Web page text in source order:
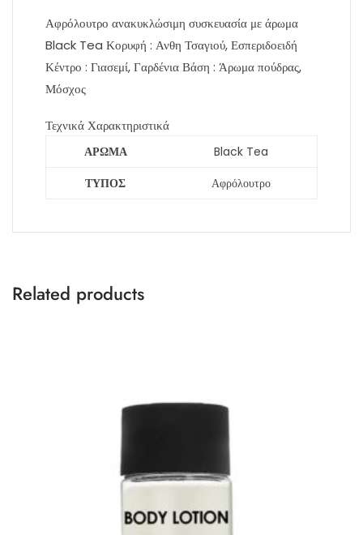
Αφρόλουτρο ανακυκλώσιμη συσκευασία με άρωμα
Black Tea Κορυφή : Ανθη Τσαγιού, Εσπεριδοειδή
Κέντρο : Γιασεμί, Γαρδένια Βάση : Άρωμα πούδρας,
Μόσχος
Τεχνικά Χαρακτηριστικά
ΑΡΩΜΑ
Black Tea
ΤΥΠΟΣ
Αφρόλουτρο
Related products